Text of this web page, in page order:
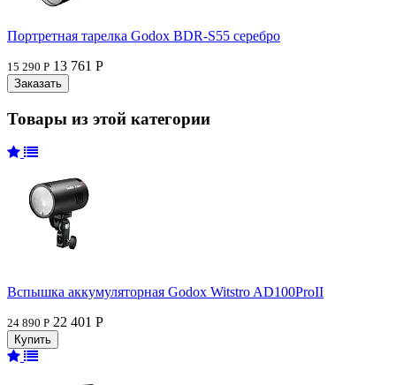
Портретная тарелка Godox BDR-S55 серебро
15 290 Р 13 761 Р
Товары из этой категории
Вспышка аккумуляторная Godox Witstro AD100ProII
24 890 Р 22 401 Р